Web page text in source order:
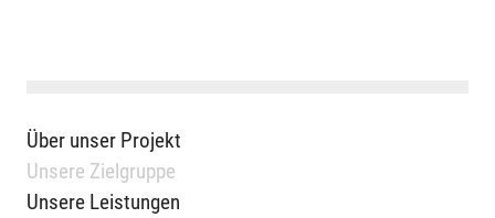
Über unser Projekt
Unsere Zielgruppe
Unsere Leistungen